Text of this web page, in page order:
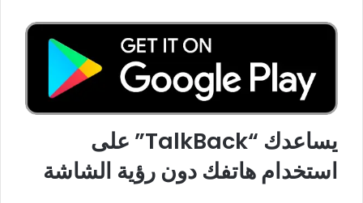
يساعدك “TalkBack” على
استخدام هاتفك دون رؤية الشاشة